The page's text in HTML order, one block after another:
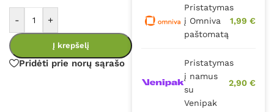
- +
Į krepšelį
Pridėti prie norų sąrašo
Pristatymas
į Omniva
paštomatą
1,99 €
Pristatymas
į namus
su
Venipak
2,90 €